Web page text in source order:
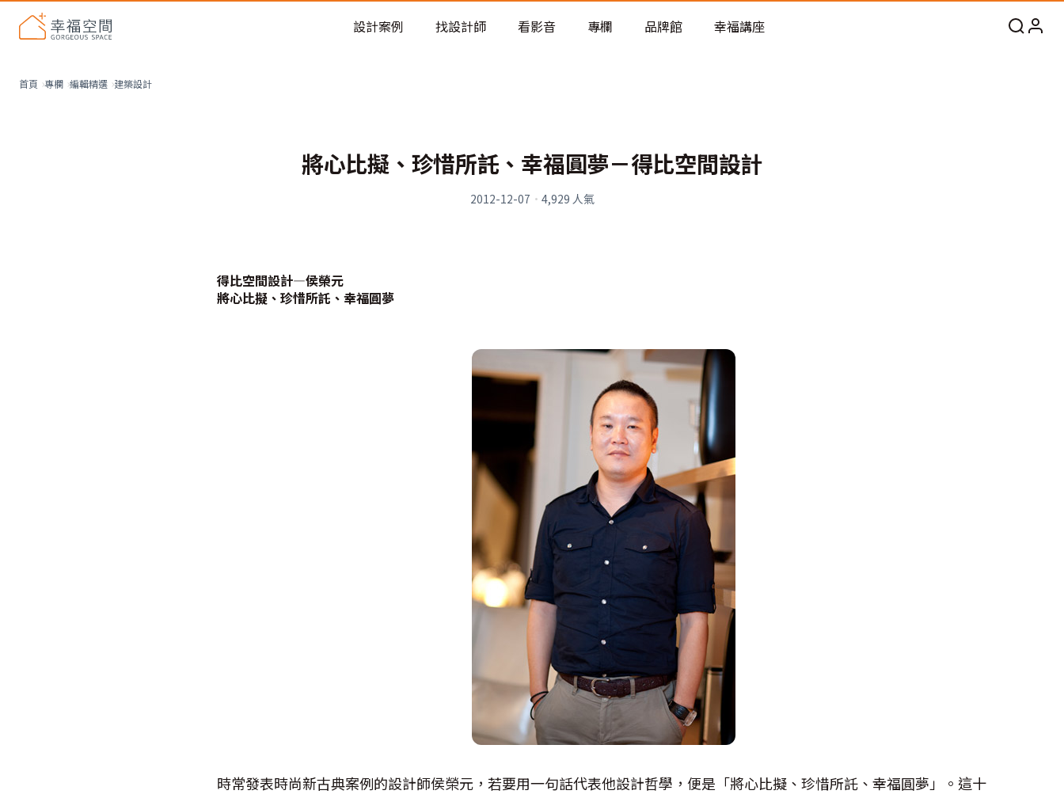
老屋預算分配與高 CP 值煥新術
設計案例 找設計師 看影音 專欄 品牌館 幸福講座
首頁 專欄 編輯精選 建築設計
將心比擬、珍惜所託、幸福圓夢－得比空間設計
2012-12-07 · 4,929 人氣
得比空間設計—侯榮元
將心比擬、珍惜所託、幸福圓夢
時常發表時尚新古典案例的設計師侯榮元，若要用一句話代表他設計哲學，便是「將心比擬、珍惜所託、幸福圓夢」。這十